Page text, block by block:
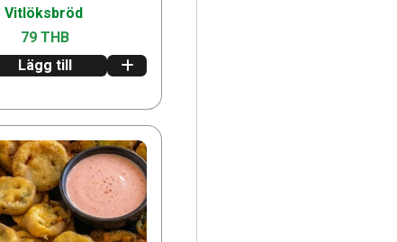
Vitlöksbröd
79 THB
Lägg till